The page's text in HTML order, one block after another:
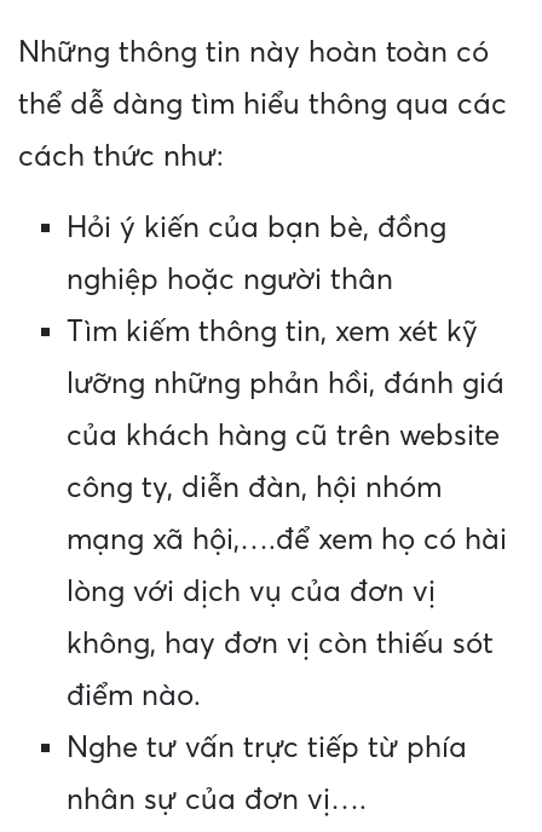
Những thông tin này hoàn toàn có
thể dễ dàng tìm hiểu thông qua các
cách thức như:
Hỏi ý kiến của bạn bè, đồng
nghiệp hoặc người thân
Tìm kiếm thông tin, xem xét kỹ
lưỡng những phản hồi, đánh giá
của khách hàng cũ trên website
công ty, diễn đàn, hội nhóm
mạng xã hội,….để xem họ có hài
lòng với dịch vụ của đơn vị
không, hay đơn vị còn thiếu sót
điểm nào.
Nghe tư vấn trực tiếp từ phía
nhân sự của đơn vị….